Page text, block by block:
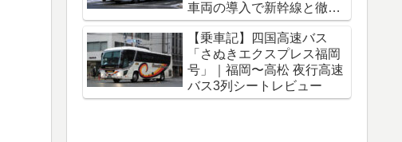
車両の導入で新幹線と徹底
比較
【乗車記】四国高速バス
「さぬきエクスプレス福岡
号」｜福岡〜高松 夜行高速
バス3列シートレビュー